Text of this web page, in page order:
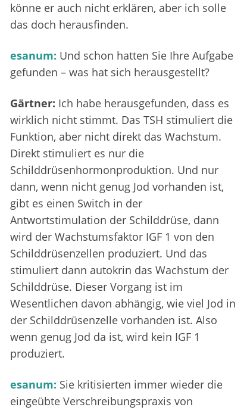
könne er auch nicht erklären, aber ich solle
das doch herausfinden.
esanum: Und schon hatten Sie Ihre Aufgabe
gefunden – was hat sich herausgestellt?
Gärtner: Ich habe herausgefunden, dass es
wirklich nicht stimmt. Das TSH stimuliert die
Funktion, aber nicht direkt das Wachstum.
Direkt stimuliert es nur die
Schilddrüsenhormonproduktion. Und nur
dann, wenn nicht genug Jod vorhanden ist,
gibt es einen Switch in der
Antwortstimulation der Schilddrüse, dann
wird der Wachstumsfaktor IGF 1 von den
Schilddrüsenzellen produziert. Und das
stimuliert dann autokrin das Wachstum der
Schilddrüse. Dieser Vorgang ist im
Wesentlichen davon abhängig, wie viel Jod in
der Schilddrüsenzelle vorhanden ist. Also
wenn genug Jod da ist, wird kein IGF 1
produziert.
esanum: Sie kritisierten immer wieder die
eingeübte Verschreibungspraxis von